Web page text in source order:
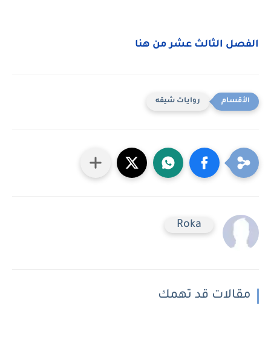
الفصل الثالث عشر من هنا
روايات شيقه
Roka
مقالات قد تهمك